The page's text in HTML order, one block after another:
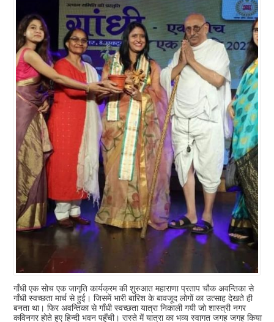
गाँधी एक सोच एक जागृति कार्यक्रम की शुरुआत महाराणा प्रताप चौक अवन्तिका से
गाँधी स्वच्छता मार्च से हुई। जिसमें भारी बारिश के बावजूद लोगों का उत्साह देखते ही
बनता था। फिर अवन्तिका से गाँधी स्वच्छता यात्रा निकाली गयी जो शास्त्री नगर
कविनगर होते हुए हिन्दी भवन पहुँची। रास्ते में यात्रा का भव्य स्वागत जगह जगह किया